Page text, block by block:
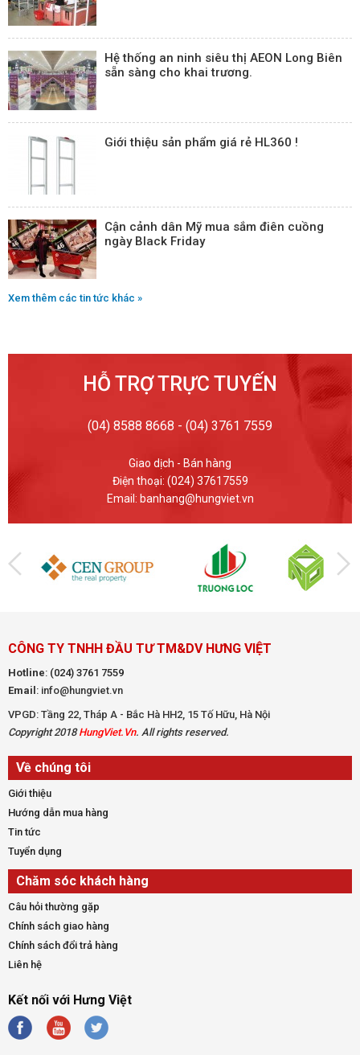
Hệ thống an ninh siêu thị AEON Long Biên
sẵn sàng cho khai trương.
Giới thiệu sản phẩm giá rẻ HL360 !
Cận cảnh dân Mỹ mua sắm điên cuồng
ngày Black Friday
Xem thêm các tin tức khác »
HỖ TRỢ TRỰC TUYẾN
(04) 8588 8668 - (04) 3761 7559
Giao dịch - Bán hàng
Điện thoại: (024) 37617559
Email: banhang@hungviet.vn
CÔNG TY TNHH ĐẦU TƯ TM&DV HƯNG VIỆT
Hotline: (024) 3761 7559
Email : info@hungviet.vn
VPGD: Tầng 22, Tháp A - Bắc Hà HH2, 15 Tố Hữu, Hà Nội
Copyright 2018HungViet.Vn. All rights reserved.
Về chúng tôi
Giới thiệu
Hướng dẫn mua hàng
Tin tức
Tuyển dụng
Chăm sóc khách hàng
Câu hỏi thường gặp
Chính sách giao hàng
Chính sách đổi trả hàng
Liên hệ
Kết nối với Hưng Việt